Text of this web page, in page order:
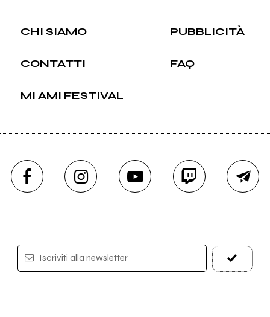
CHI SIAMO PUBBLICITÀ
CONTATTI FAQ
MI AMI FESTIVAL
Iscriviti alla newsletter